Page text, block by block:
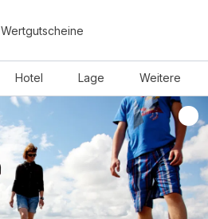
Wertgutscheine
Hotel Lage Weitere